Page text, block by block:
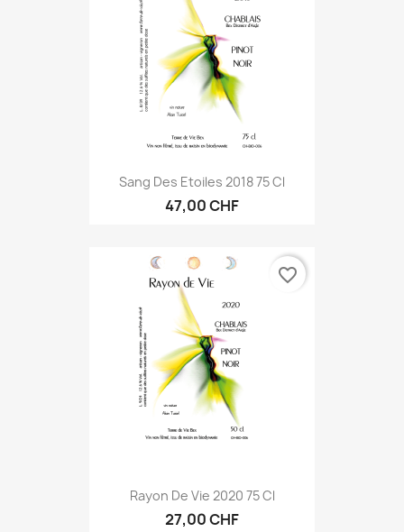
Sang Des Etoiles 2018 75 Cl
47,00 CHF
Rayon De Vie 2020 75 Cl
27,00 CHF
favorite_border